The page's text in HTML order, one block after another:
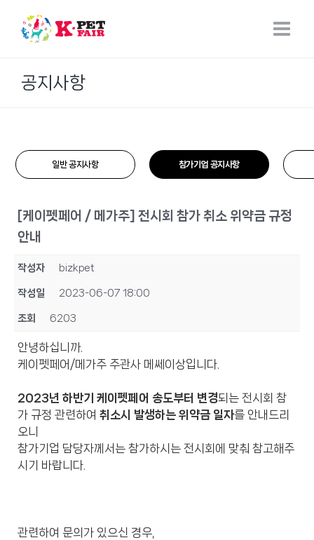
content
공지사항
일반 공지사항 참가기업 공지사항
[케이펫페어 / 메가주] 전시회 참가 취소 위약금 규정
안내
작성자 bizkpet
작성일 2023-06-07 18:00
조회 6203
안녕하십니까.
케이펫페어/메가주 주관사 메쎄이상입니다.
2023년 하반기 케이펫페어 송도부터 변경되는 전시회 참
가 규정 관련하여 취소시 발생하는 위약금 일자를 안내드리
오니
참가기업 담당자께서는 참가하시는 전시회에 맞춰 참고해주
시기 바랍니다.
관련하여 문의가 있으신 경우,